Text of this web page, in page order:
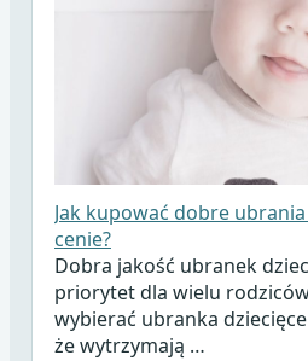
Jak kupować dobre
cenie?
Dobra jakość ubranek
priorytet dla wielu
wybierać ubranka
że wytrzymają …